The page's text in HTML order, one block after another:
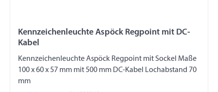
Kennzeichenleuchte Aspöck Regpoint mit DC-
Kabel
Kennzeichenleuchte Aspöck Regpoint mit Sockel Maße
100 x 60 x 57 mm mit 500 mm DC-Kabel Lochabstand 70
mm